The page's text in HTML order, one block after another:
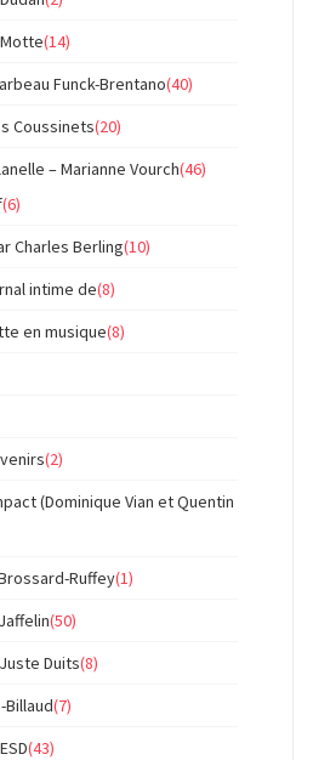
(14)
Funck-Brentano(40)
Coussinets(20)
– Marianne Vourch(46)
(6)
Charles Berling(10)
intime de(8)
en musique(8)
(2)
(Dominique Vian et Quentin
Ruffey(1)
(50)
Duits(8)
Billaud(7)
(43)